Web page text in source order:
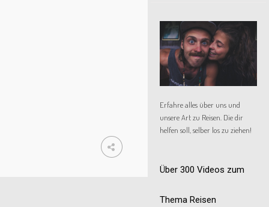
Erfahre alles über uns und
unsere Art zu Reisen. Die dir
helfen soll, selber los zu ziehen!
Über 300 Videos zum
Thema Reisen